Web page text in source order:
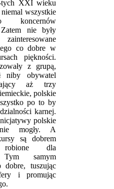
tych XXI wieku
wszystkie
koncernów
nie były
co dobre w
piękności.
z grupą,
niby obywatel
aż trzy
polskie
po to by
karnej.
polskie
mogły. A
są dobrem
robione dla
Tym samym
dobre, tuszując
i promując